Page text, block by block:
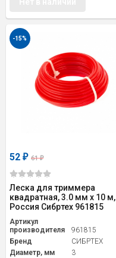
-15%
52 ₽ 61₽
Леска для триммера
квадратная, 3.0 мм х 10 м,
Россия Сибртех 961815
Артикул
производителя
961815
Бренд
СИБРТЕХ
Диаметр, мм
3